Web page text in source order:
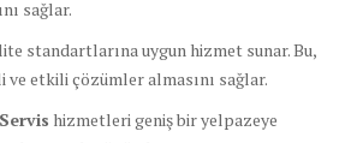
sağlar.
standartlarına uygun hizmet sunar. Bu,
ve etkili çözümler almasını sağlar.
hizmetleri geniş bir yelpazeye